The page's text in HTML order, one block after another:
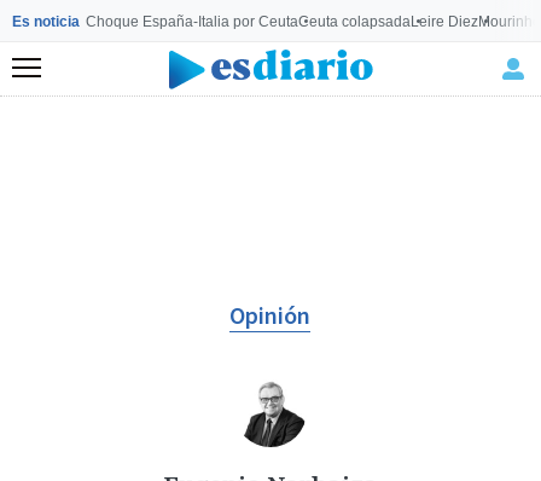
Es noticia Choque España-Italia por CeutaCeuta colapsadaLeire Diez
Menú
Opinión